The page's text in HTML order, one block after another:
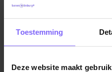
Toestemming
Deze website maakt